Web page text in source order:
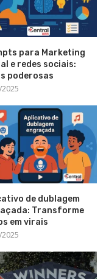
para Marketing
e redes sociais:
poderosas
de dublagem
Transforme
em virais